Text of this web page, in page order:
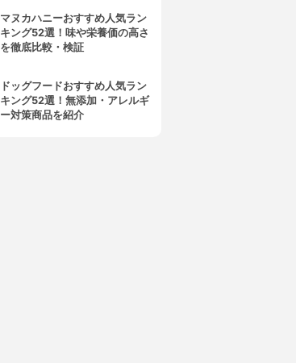
マヌカハニーおすすめ人気ラン
キング52選！味や栄養価の高さ
を徹底比較・検証
ドッグフードおすすめ人気ラン
キング52選！無添加・アレルギ
ー対策商品を紹介